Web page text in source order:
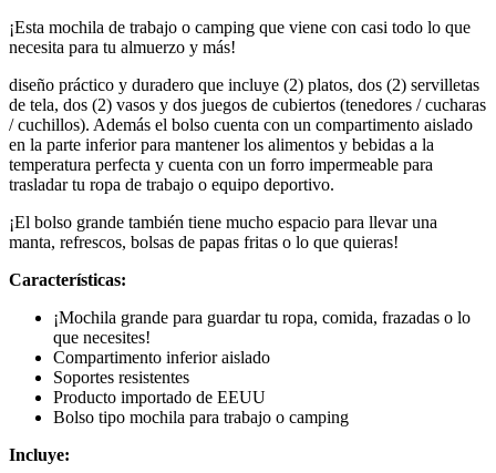
¡Esta mochila de trabajo o camping que viene con casi todo lo que
necesita para tu almuerzo y más!
diseño práctico y duradero que incluye (2) platos, dos (2) servilletas
de tela, dos (2) vasos y dos juegos de cubiertos (tenedores / cucharas
/ cuchillos). Además el bolso cuenta con un compartimento aislado
en la parte inferior para mantener los alimentos y bebidas a la
temperatura perfecta y cuenta con un forro impermeable para
trasladar tu ropa de trabajo o equipo deportivo.
¡El bolso grande también tiene mucho espacio para llevar una
manta, refrescos, bolsas de papas fritas o lo que quieras!
Características:
¡Mochila grande para guardar tu ropa, comida, frazadas o lo
que necesites!
Compartimento inferior aislado
Soportes resistentes
Producto importado de EEUU
Bolso tipo mochila para trabajo o camping
Incluye: